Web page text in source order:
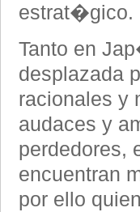
estrat�gico.
Tanto en
desplazada
racionales y
audaces y
perdedores,
encuentran
por ello